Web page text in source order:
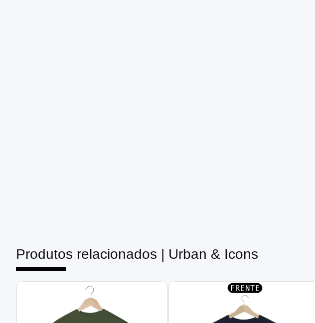
Produtos relacionados | Urban & Icons